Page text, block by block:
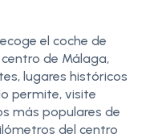
el coche de
de Málaga,
lugares históricos
permite, visite
más populares de
del centro